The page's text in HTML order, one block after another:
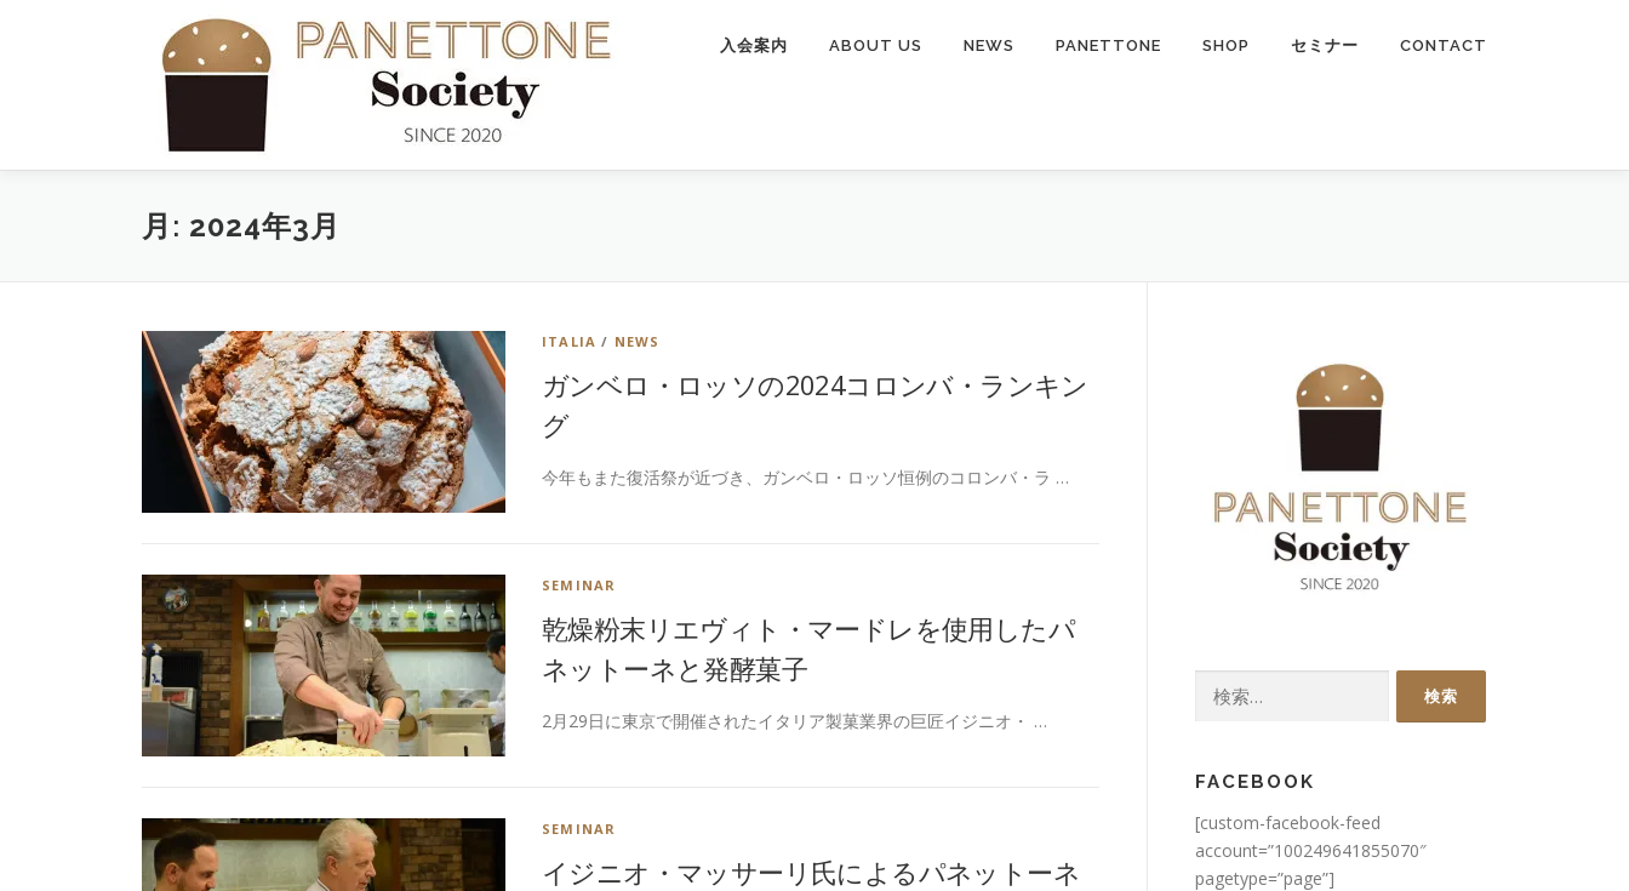
入会案内 ABOUT US NEWS PANETTONE SHOP セミナー CONTACT
月: 2024年3月
ITALIA / NEWS
ガンベロ・ロッソの2024コロンバ・ランキン
グ
今年もまた復活祭が近づき、ガンベロ・ロッソ恒例のコロンバ・ラ …
SEMINAR
乾燥粉末リエヴィト・マードレを使用したパ
ネットーネと発酵菓子
2月29日に東京で開催されたイタリア製菓業界の巨匠イジニオ・ …
SEMINAR
イジニオ・マッサーリ氏によるパネットーネ
FACEBOOK
[custom-facebook-feed
account=”100249641855070″
pagetype=”page”]